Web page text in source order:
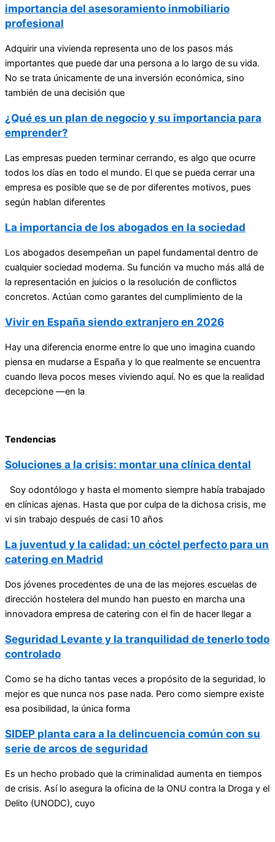
importancia del asesoramiento inmobiliario
profesional
Adquirir una vivienda representa uno de los pasos más
importantes que puede dar una persona a lo largo de su vida.
No se trata únicamente de una inversión económica, sino
también de una decisión que
¿Qué es un plan de negocio y su importancia para
emprender?
Las empresas pueden terminar cerrando, es algo que ocurre
todos los días en todo el mundo. El que se pueda cerrar una
empresa es posible que se de por diferentes motivos, pues
según hablan diferentes
La importancia de los abogados en la sociedad
Los abogados desempeñan un papel fundamental dentro de
cualquier sociedad moderna. Su función va mucho más allá de
la representación en juicios o la resolución de conflictos
concretos. Actúan como garantes del cumplimiento de la
Vivir en España siendo extranjero en 2026
Hay una diferencia enorme entre lo que uno imagina cuando
piensa en mudarse a España y lo que realmente se encuentra
cuando lleva pocos meses viviendo aquí. No es que la realidad
decepcione —en la
Tendencias
Soluciones a la crisis: montar una clínica dental
Soy odontólogo y hasta el momento siempre había trabajado
en clínicas ajenas. Hasta que por culpa de la dichosa crisis, me
vi sin trabajo después de casi 10 años
La juventud y la calidad: un cóctel perfecto para un
catering en Madrid
Dos jóvenes procedentes de una de las mejores escuelas de
dirección hostelera del mundo han puesto en marcha una
innovadora empresa de catering con el fin de hacer llegar a
Seguridad Levante y la tranquilidad de tenerlo todo
controlado
Como se ha dicho tantas veces a propósito de la seguridad, lo
mejor es que nunca nos pase nada. Pero como siempre existe
esa posibilidad, la única forma
SIDEP planta cara a la delincuencia común con su
serie de arcos de seguridad
Es un hecho probado que la criminalidad aumenta en tiempos
de crisis. Así lo asegura la oficina de la ONU contra la Droga y el
Delito (UNODC), cuyo